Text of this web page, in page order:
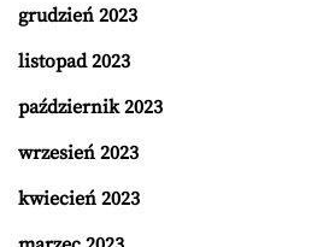
grudzień 2023
listopad 2023
październik 2023
wrzesień 2023
kwiecień 2023